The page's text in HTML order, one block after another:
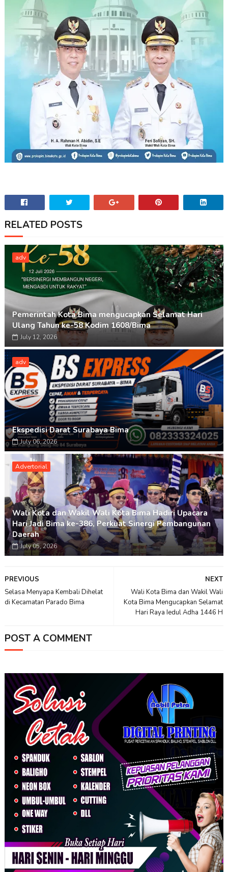
RELATED POSTS
adv
Pemerintah Kota Bima mengucapkan Selamat Hari
Ulang Tahun ke-58 Kodim 1608/Bima
July 12, 2026
adv
Ekspedisi Darat Surabaya Bima
July 06, 2026
Advertorial
Wali Kota dan Wakil Wali Kota Bima Hadiri Upacara
Hari Jadi Bima ke-386, Perkuat Sinergi Pembangunan
Daerah
July 05, 2026
NEXT
Wali Kota Bima dan Wakil Wali
Kota Bima Mengucapkan Selamat
Hari Raya Iedul Adha 1446 H
PREVIOUS
Selasa Menyapa Kembali Dihelat
di Kecamatan Parado Bima
POST A COMMENT